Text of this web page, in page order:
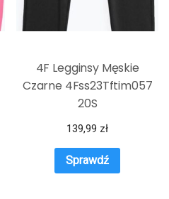
4F Legginsy Męskie
Czarne 4Fss23Tftim057
20S
139,99 zł
Sprawdź